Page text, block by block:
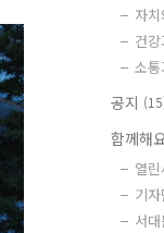
자
건
소
공지
함께해
열
기
서